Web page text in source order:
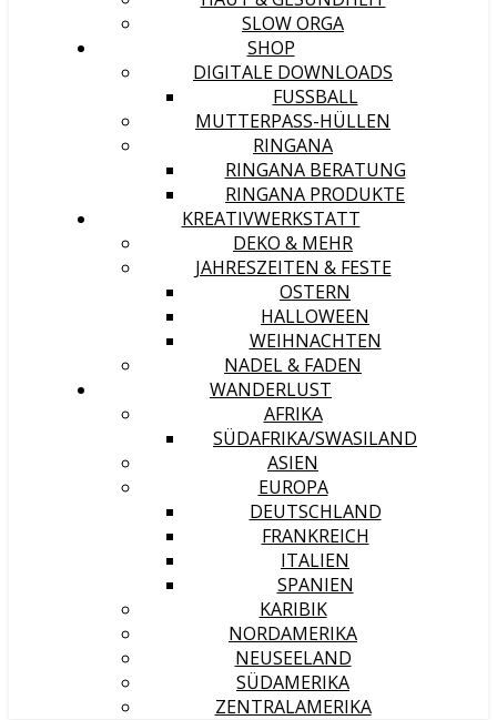
SLOW ORGA
SHOP
DIGITALE DOWNLOADS
FUSSBALL
MUTTERPASS-HÜLLEN
RINGANA
RINGANA BERATUNG
RINGANA PRODUKTE
KREATIVWERKSTATT
DEKO & MEHR
JAHRESZEITEN & FESTE
OSTERN
HALLOWEEN
WEIHNACHTEN
NADEL & FADEN
WANDERLUST
AFRIKA
SÜDAFRIKA/SWASILAND
ASIEN
EUROPA
DEUTSCHLAND
FRANKREICH
ITALIEN
SPANIEN
KARIBIK
NORDAMERIKA
NEUSEELAND
SÜDAMERIKA
ZENTRALAMERIKA